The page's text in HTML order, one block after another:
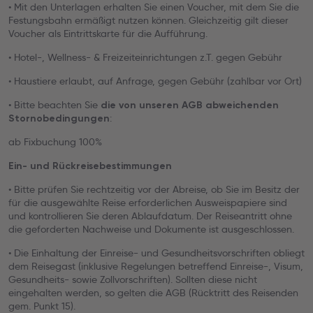
• Mit den Unterlagen erhalten Sie einen Voucher, mit dem Sie die
Festungsbahn ermäßigt nutzen können. Gleichzeitig gilt dieser
Voucher als Eintrittskarte für die Aufführung.
• Hotel-, Wellness- & Freizeiteinrichtungen z.T. gegen Gebühr
• Haustiere erlaubt, auf Anfrage, gegen Gebühr (zahlbar vor Ort)
• Bitte beachten Sie die von unseren AGB abweichenden
Stornobedingungen:
ab Fixbuchung 100%
Ein- und Rückreisebestimmungen
• Bitte prüfen Sie rechtzeitig vor der Abreise, ob Sie im Besitz der
für die ausgewählte Reise erforderlichen Ausweispapiere sind
und kontrollieren Sie deren Ablaufdatum. Der Reiseantritt ohne
die geforderten Nachweise und Dokumente ist ausgeschlossen.
• Die Einhaltung der Einreise- und Gesundheitsvorschriften obliegt
dem Reisegast (inklusive Regelungen betreffend Einreise-, Visum,
Gesundheits- sowie Zollvorschriften). Sollten diese nicht
eingehalten werden, so gelten die AGB (Rücktritt des Reisenden
gem. Punkt 15).